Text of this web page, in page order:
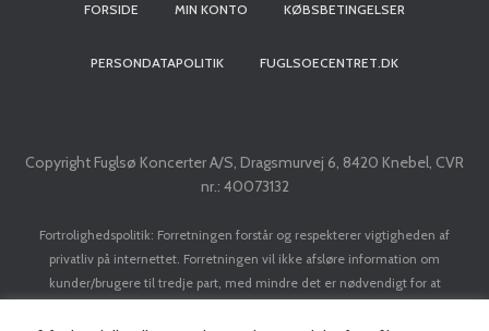
FORSIDE MIN KONTO KØBSBETINGELSER
PERSONDATAPOLITIK FUGLSOECENTRET.DK
Copyright Fuglsø Koncerter A/S, Dragsmurvej 6, 8420 Knebel, CVR
nr.: 40073132
Fortrolighedspolitik: Forretningen forstår og respekterer vigtigheden af
privatliv på internettet. Forretningen vil ikke afsløre information om
kunder/brugere til tredje part, med mindre det er nødvendigt for at